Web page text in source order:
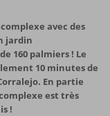
avec des
jardin
160 palmiers ! Le
10 minutes de
En partie
est très
!